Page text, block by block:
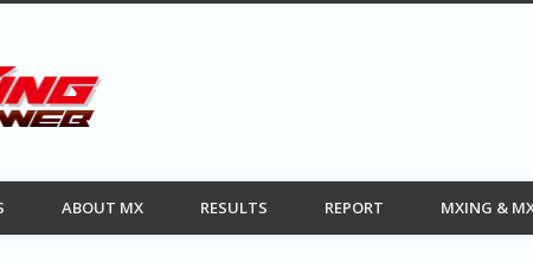
MXING web モトクロス情報
ABOUT MX RESULTS REPORT MXING &